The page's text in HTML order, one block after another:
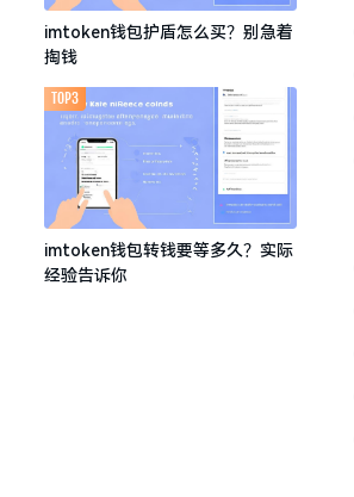
imtoken钱包护盾怎么买？别急着
掏钱
imtoken钱包转钱要等多久？实际
经验告诉你
TOP3